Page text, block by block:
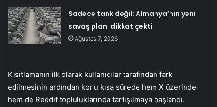
Sadece tank değil: Almanya’nın yeni
savaş planı dikkat çekti
Ağustos 7, 2026
Kısıtlamanın ilk olarak kullanıcılar tarafından fark
edilmesinin ardından konu kısa sürede hem X üzerinde
hem de Reddit topluluklarında tartışılmaya başlandı.